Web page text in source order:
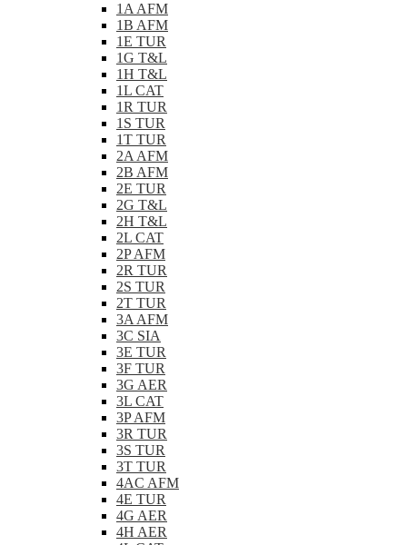
1A AFM
1B AFM
1E TUR
1G T&L
1H T&L
1L CAT
1R TUR
1S TUR
1T TUR
2A AFM
2B AFM
2E TUR
2G T&L
2H T&L
2L CAT
2P AFM
2R TUR
2S TUR
2T TUR
3A AFM
3C SIA
3E TUR
3F TUR
3G AER
3L CAT
3P AFM
3R TUR
3S TUR
3T TUR
4AC AFM
4E TUR
4G AER
4H AER